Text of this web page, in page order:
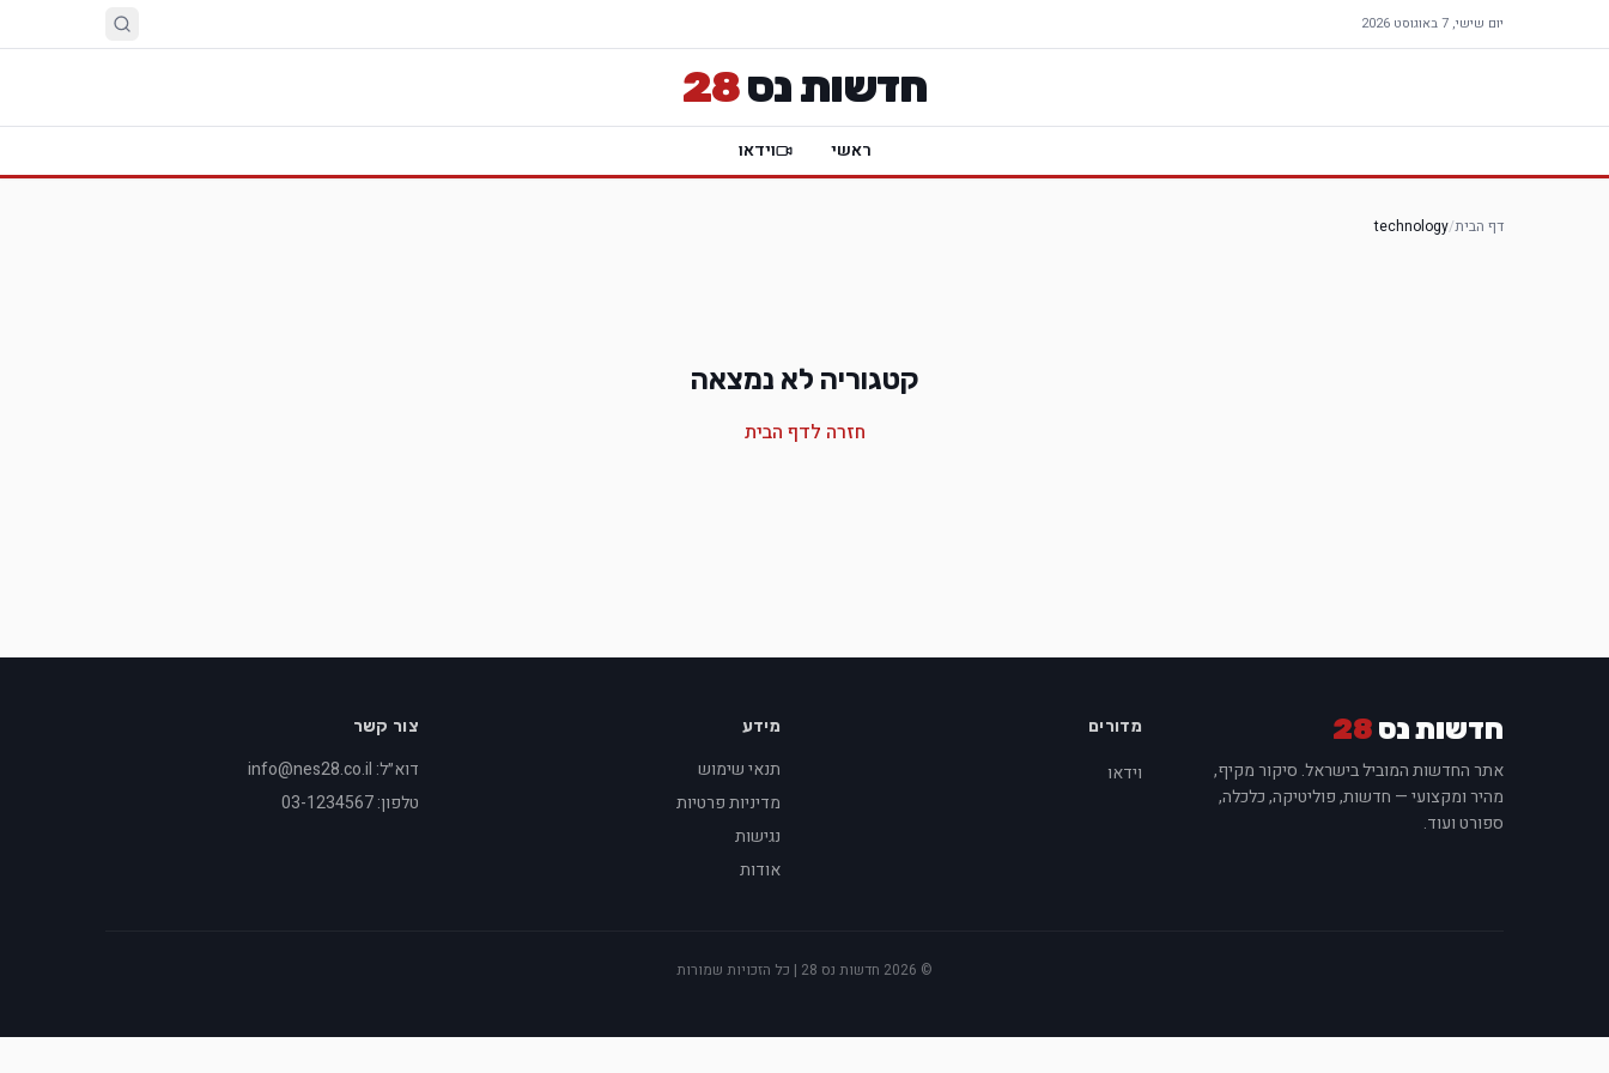
יום שישי, 7 באוגוסט 2026
חדשות נס28
ראשי וידאו
דף הבית/
technology
קטגוריה לא נמצאה
חזרה לדף הבית
חדשות נס 28
אתר החדשות המוביל בישראל. סיקור מקיף,
מהיר ומקצועי — חדשות, פוליטיקה, כלכלה,
ספורט ועוד.
מדורים
וידאו
מידע
תנאי שימוש
מדיניות פרטיות
נגישות
אודות
צור קשר
דוא״ל: info@nes28.co.il
טלפון: 03-1234567
©
2026 חדשות נס 28 | כל הזכויות שמורות